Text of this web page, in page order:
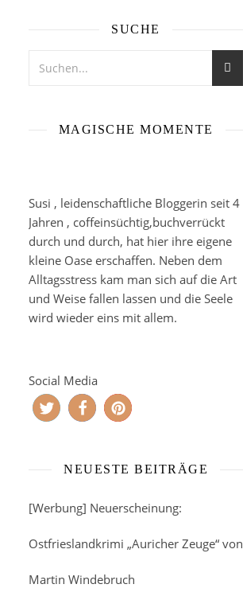
SUCHE
MAGISCHE MOMENTE
Susi , leidenschaftliche Bloggerin seit 4
Jahren , coffeinsüchtig,buchverrückt
durch und durch, hat hier ihre eigene
kleine Oase erschaffen. Neben dem
Alltagsstress kam man sich auf die Art
und Weise fallen lassen und die Seele
wird wieder eins mit allem.
Social Media
NEUESTE BEITRÄGE
[Werbung] Neuerscheinung:
Ostfrieslandkrimi „Auricher Zeuge“ von
Martin Windebruch